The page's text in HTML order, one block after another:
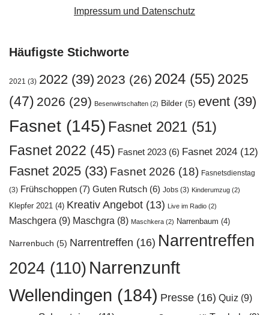
Impressum und Datenschutz
Häufigste Stichworte
2021 (3) 2022 (39) 2023 (26) 2024 (55) 2025
(47) 2026 (29) Besenwirtschaften (2) Bilder (5) event (39)
Fasnet (145) Fasnet 2021 (51)
Fasnet 2022 (45) Fasnet 2023 (6) Fasnet 2024 (12)
Fasnet 2025 (33) Fasnet 2026 (18) Fasnetsdienstag
(3) Frühschoppen (7) Guten Rutsch (6) Jobs (3) Kinderumzug (2)
Klepfer 2021 (4) Kreativ Angebot (13) Live im Radio (2)
Maschgera (9) Maschgra (8) Maschkera (2) Narrenbaum (4)
Narrenbuch (5) Narrentreffen (16) Narrentreffen
2024 (110) Narrenzunft
Wellendingen (184) Presse (16) Quiz (9)